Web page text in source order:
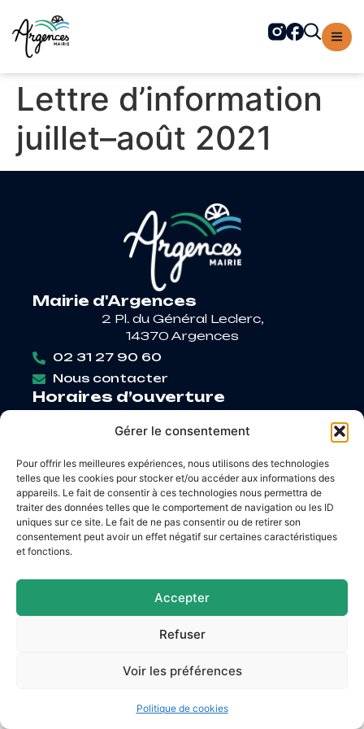
Gérer le consentement
Pour offrir les meilleures expériences, nous utilisons des technologies
telles que les cookies pour stocker et/ou accéder aux informations des
appareils. Le fait de consentir à ces technologies nous permettra de
traiter des données telles que le comportement de navigation ou les ID
uniques sur ce site. Le fait de ne pas consentir ou de retirer son
consentement peut avoir un effet négatif sur certaines caractéristiques
et fonctions.
Accepter
Refuser
Voir les préférences
Politique de cookies
principal
Lettre d’information
juillet–août 2021
Mairie d'Argences
2 Pl. du Général Leclerc,
14370 Argences
02 31 27 90 60
Nous contacter
Horaires d’ouverture
Mardi: 9h – 12h / 14h – 18h30
Jeudi: 9h – 12h / 14h – 17h
Vendredi: 9h – 12h / 14h – 16h30
Plan du site
Confidentialité
© 2026 Site & GRU développés par Utopia